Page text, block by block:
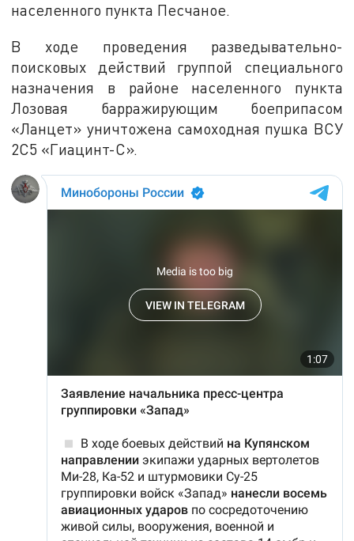
населенного пункта Песчаное.
В ходе проведения разведывательно-
поисковых действий группой специального
назначения в районе населенного пункта
Лозовая барражирующим боеприпасом
«Ланцет» уничтожена самоходная пушка ВСУ
2С5 «Гиацинт-С».